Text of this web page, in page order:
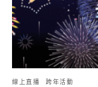
線上直播 跨年活動